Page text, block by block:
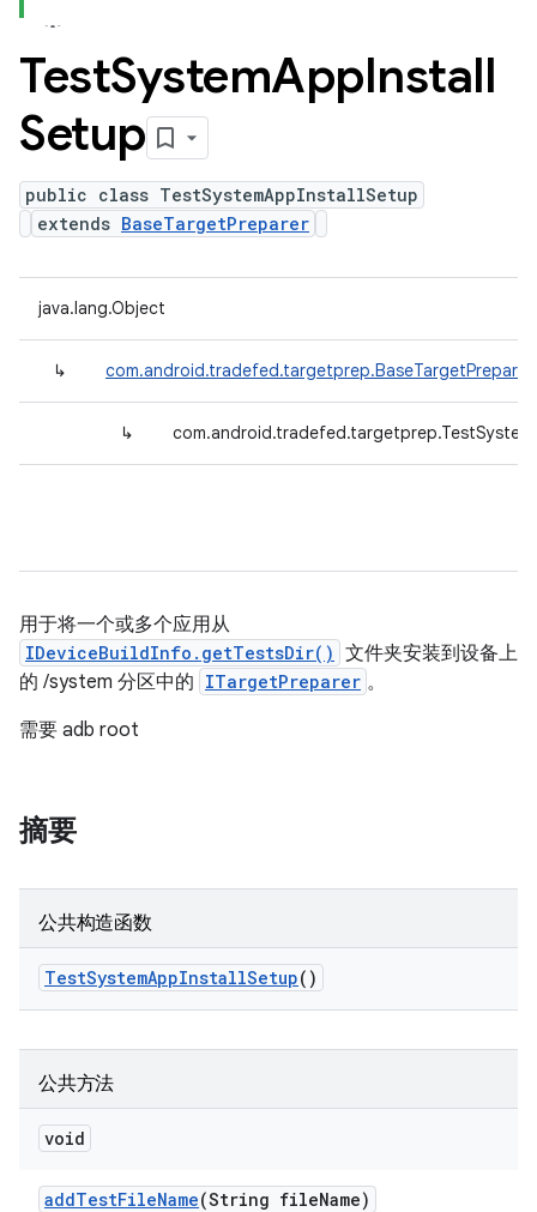
TestSystemAppInstall
Setup
public class TestSystemAppInstallSetup
extends BaseTargetPreparer
java.lang.Object
↳ com.android.tradefed.targetprep.BaseTargetPreparer
↳
用于将一个或多个应用从
IDeviceBuildInfo.getTestsDir() 文件夹安装到设备上
的 /system 分区中的 ITargetPreparer 。
需要 adb root
摘要
公共构造函数
TestSystemAppInstallSetup()
公共方法
void
addTestFileName(String fileName)